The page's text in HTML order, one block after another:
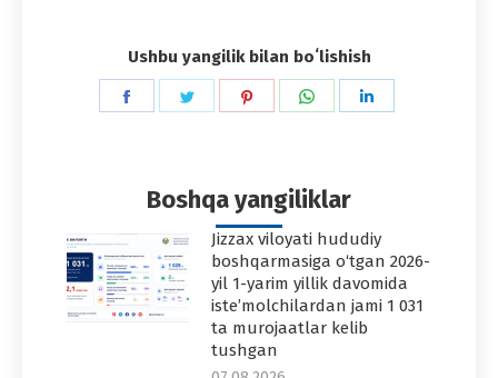
Ushbu yangilik bilan boʻlishish
Share
Share
Share
Share
Boshqa yangiliklar
Jizzax viloyati hududiy
boshqarmasiga o‘tgan 2026-
yil 1-yarim yillik davomida
iste’molchilardan jami 1 031
ta murojaatlar kelib
tushgan